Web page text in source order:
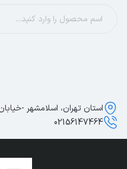
استان تهران، اسلامشهر -
02156147464